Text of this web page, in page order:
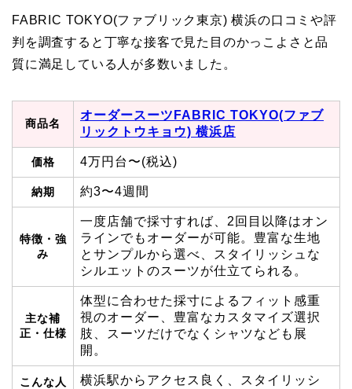
FABRIC TOKYO(ファブリック東京) 横浜の口コミや評
判を調査すると丁寧な接客で見た目のかっこよさと品
質に満足している人が多数いました。
商品名
オーダースーツFABRIC TOKYO(ファブ
リックトウキョウ) 横浜店
価格 4万円台〜(税込)
納期 約3〜4週間
特徴・強
み
一度店舗で採寸すれば、2回目以降はオン
ラインでもオーダーが可能。豊富な生地
とサンプルから選べ、スタイリッシュな
シルエットのスーツが仕立てられる。
主な補
正・仕様
体型に合わせた採寸によるフィット感重
視のオーダー、豊富なカスタマイズ選択
肢、スーツだけでなくシャツなども展
開。
こんな人
横浜駅からアクセス良く、スタイリッシ